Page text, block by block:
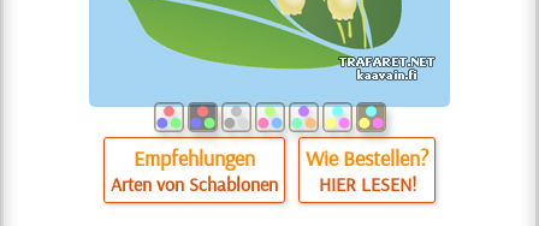
Empfehlungen
Arten von Schablonen
Wie Bestellen?
HIER LESEN!